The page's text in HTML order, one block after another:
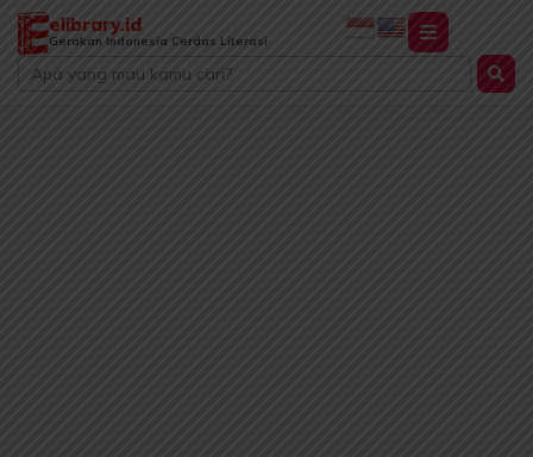
Lewati
konten
elibrary.id
Gerakan Indonesia Cerdas Literasi
Search
...